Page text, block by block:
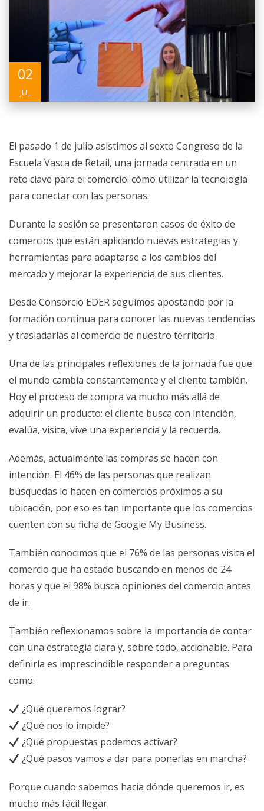
02
JUL
El pasado 1 de julio asistimos al sexto Congreso de la
Escuela Vasca de Retail, una jornada centrada en un
reto clave para el comercio: cómo utilizar la tecnología
para conectar con las personas.
Durante la sesión se presentaron casos de éxito de
comercios que están aplicando nuevas estrategias y
herramientas para adaptarse a los cambios del
mercado y mejorar la experiencia de sus clientes.
Desde Consorcio EDER seguimos apostando por la
formación continua para conocer las nuevas tendencias
y trasladarlas al comercio de nuestro territorio.
Una de las principales reflexiones de la jornada fue que
el mundo cambia constantemente y el cliente también.
Hoy el proceso de compra va mucho más allá de
adquirir un producto: el cliente busca con intención,
evalúa, visita, vive una experiencia y la recuerda.
Además, actualmente las compras se hacen con
intención. El 46% de las personas que realizan
búsquedas lo hacen en comercios próximos a su
ubicación, por eso es tan importante que los comercios
cuenten con su ficha de Google My Business.
También conocimos que el 76% de las personas visita el
comercio que ha estado buscando en menos de 24
horas y que el 98% busca opiniones del comercio antes
de ir.
También reflexionamos sobre la importancia de contar
con una estrategia clara y, sobre todo, accionable. Para
definirla es imprescindible responder a preguntas
como:
¿Qué queremos lograr?
¿Qué nos lo impide?
¿Qué propuestas podemos activar?
¿Qué pasos vamos a dar para ponerlas en marcha?
Porque cuando sabemos hacia dónde queremos ir, es
mucho más fácil llegar.